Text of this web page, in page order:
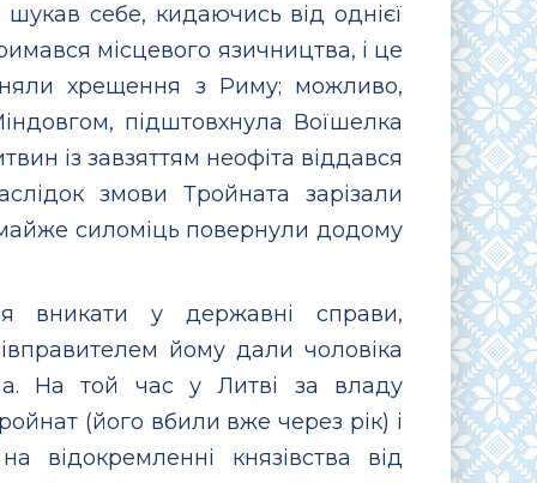
себе, кидаючись від однієї
місцевого язичництва, і це
хрещення з Риму; можливо,
підштовхнула Воїшелка
із завзяттям неофіта віддався
змови Тройната зарізали
силоміць повернули додому
вникати у державні справи,
йому дали чоловіка
На той час у Литві за владу
(його вбили вже через рік) і
відокремленні князівства від